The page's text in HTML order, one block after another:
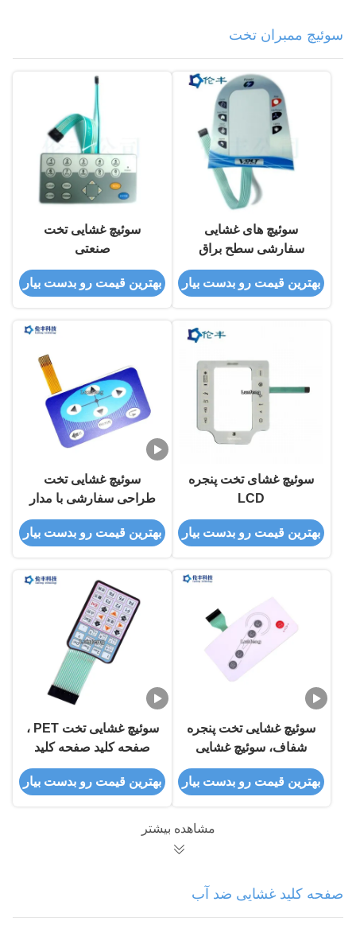
سوئیچ ممبران تخت
سوئیچ های غشایی
سفارشی سطح براق
بهترین قیمت رو بدست بیار
سوئیچ غشایی تخت
صنعتی
بهترین قیمت رو بدست بیار
سوئیچ غشای تخت پنجره
LCD
بهترین قیمت رو بدست بیار
سوئیچ غشایی تخت
طراحی سفارشی با مدار
و رابط انعطاف پذیر
بهترین قیمت رو بدست بیار
سوئیچ غشایی تخت پنجره
شفاف، سوئیچ غشایی
نمونه اولیه
بهترین قیمت رو بدست بیار
سوئیچ غشایی تخت PET ،
صفحه کلید صفحه کلید
غشایی الکترونیکی
ماتریکس
بهترین قیمت رو بدست بیار
مشاهده بیشتر
صفحه کلید غشایی ضد آب